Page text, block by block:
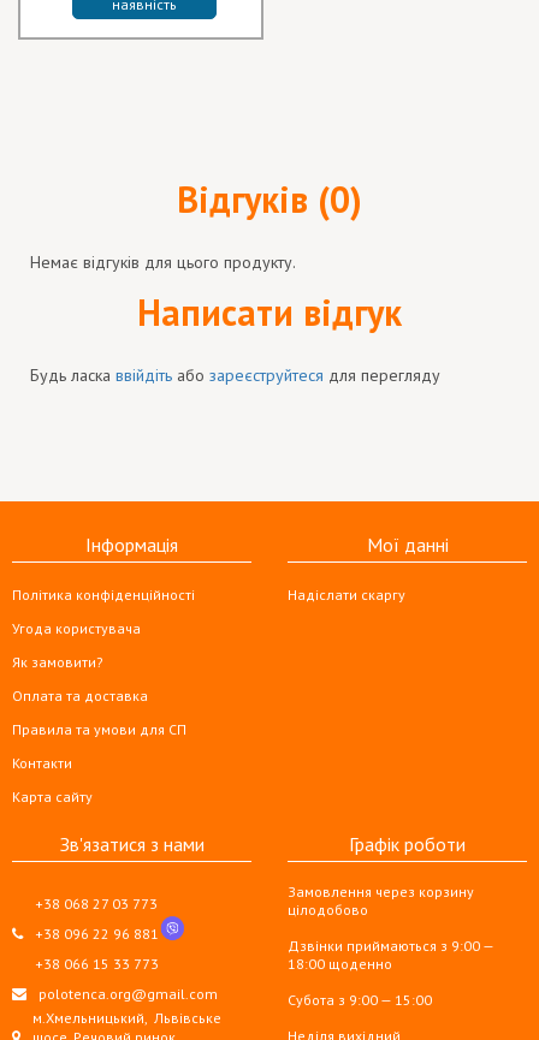
наявність
Відгуків (0)
Немає відгуків для цього продукту.
Написати відгук
Будь ласка ввійдіть або зареєструйтеся для перегляду
Інформація
Політика конфіденційності
Угода користувача
Як замовити?
Оплата та доставка
Правила та умови для СП
Контакти
Карта сайту
Мої данні
Надіслати скаргу
Зв'язатися з нами
+38 068 27 03 773
+38 096 22 96 881
+38 066 15 33 773
polotenca.org@gmail.com
м.Хмельницький, Львівське
Графік роботи
Замовлення через корзину
цілодобово
Дзвінки приймаються з 9:00 —
18:00 щоденно
Субота з 9:00 — 15:00
Неділя вихідний